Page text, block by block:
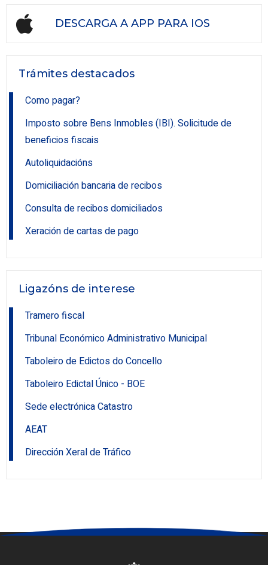
DESCARGA A APP PARA IOS
Trámites destacados
Como pagar?
Imposto sobre Bens Inmobles (IBI). Solicitude de
beneficios fiscais
Autoliquidacións
Domiciliación bancaria de recibos
Consulta de recibos domiciliados
Xeración de cartas de pago
Ligazóns de interese
Tramero fiscal
Tribunal Económico Administrativo Municipal
Taboleiro de Edictos do Concello
Taboleiro Edictal Único - BOE
Sede electrónica Catastro
AEAT
Dirección Xeral de Tráfico